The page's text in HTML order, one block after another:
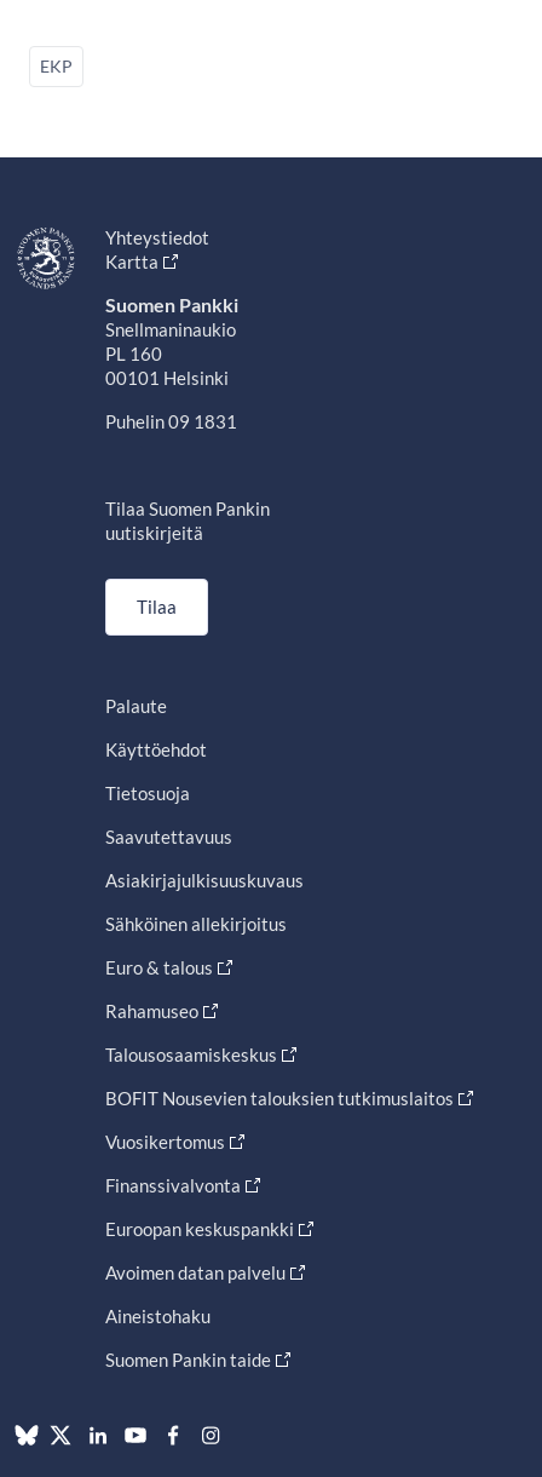
EKP
Yhteystiedot
Kartta
Suomen Pankki
Snellmaninaukio
PL 160
00101 Helsinki
Puhelin 09 1831
Tilaa Suomen Pankin
uutiskirjeitä
Tilaa
Palaute
Käyttöehdot
Tietosuoja
Saavutettavuus
Asiakirjajulkisuuskuvaus
Sähköinen allekirjoitus
Euro & talous
Rahamuseo
Talousosaamiskeskus
BOFIT Nousevien talouksien tutkimuslaitos
Vuosikertomus
Finanssivalvonta
Euroopan keskuspankki
Avoimen datan palvelu
Aineistohaku
Suomen Pankin taide